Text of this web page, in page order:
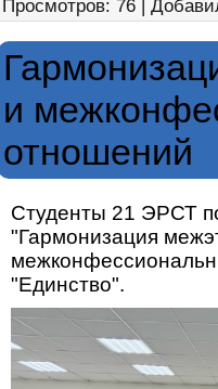
Просмотров: 76 |
и
отношений
Студенты 21 ЭРСТ
"Гармонизация
"Единство".